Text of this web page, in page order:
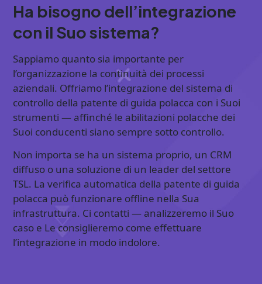
Ha bisogno dell’integrazione
con il Suo sistema?
Sappiamo quanto sia importante per
l’organizzazione la continuità dei processi
aziendali. Offriamo l’integrazione del sistema di
controllo della patente di guida polacca con i Suoi
strumenti — affinché le abilitazioni polacche dei
Suoi conducenti siano sempre sotto controllo.
Non importa se ha un sistema proprio, un CRM
diffuso o una soluzione di un leader del settore
TSL. La verifica automatica della patente di guida
polacca può funzionare offline nella Sua
infrastruttura. Ci contatti — analizzeremo il Suo
caso e Le consiglieremo come effettuare
l’integrazione in modo indolore.